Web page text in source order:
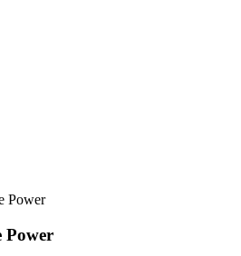
Power
Power